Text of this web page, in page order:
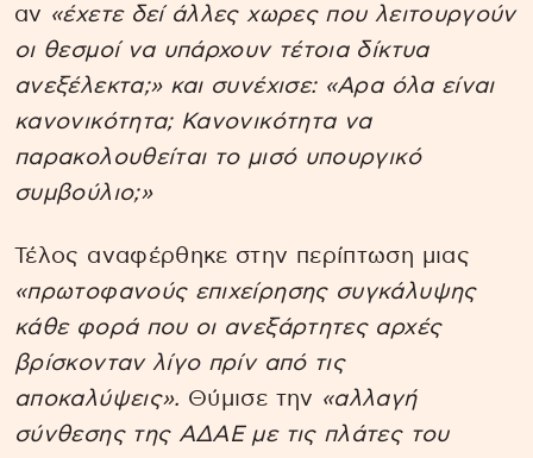
αν «έχετε δεί άλλες χωρες που λειτουργούν
οι θεσμοί να υπάρχουν τέτοια δίκτυα
ανεξέλεκτα;» και συνέχισε: «Αρα όλα είναι
κανονικότητα; Κανονικότητα να
παρακολουθείται το μισό υπουργικό
συμβούλιο;»
Τέλος αναφέρθηκε στην περίπτωση μιας
«πρωτοφανούς επιχείρησης συγκάλυψης
κάθε φορά που οι ανεξάρτητες αρχές
βρίσκονταν λίγο πρίν από τις
αποκαλύψεις». Θύμισε την «αλλαγή
σύνθεσης της ΑΔΑΕ με τις πλάτες του